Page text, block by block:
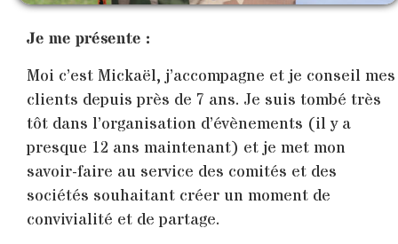
Je me présente :
Moi c’est Mickaël, j’accompagne et je conseil mes
clients depuis près de 7 ans. Je suis tombé très
tôt dans l’organisation d’évènements (il y a
presque 12 ans maintenant) et je met mon
savoir-faire au service des comités et des
sociétés souhaitant créer un moment de
convivialité et de partage.